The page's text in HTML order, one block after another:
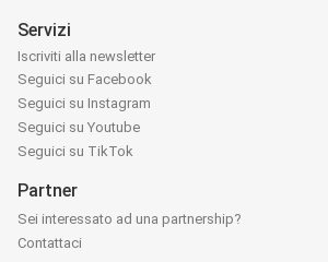
Servizi
Iscriviti alla newsletter
Seguici su Facebook
Seguici su Instagram
Seguici su Youtube
Seguici su TikTok
Partner
Sei interessato ad una partnership?
Contattaci